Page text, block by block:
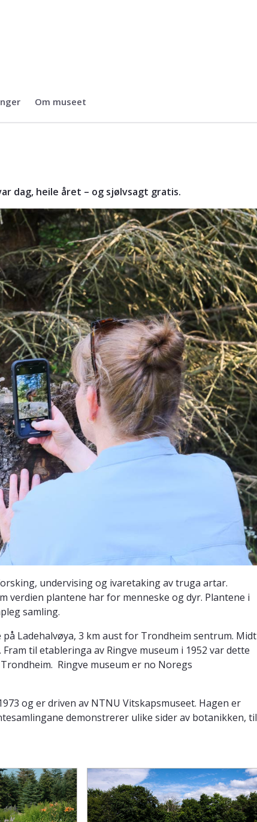
Om museet
dag, heile året – og sjølvsagt gratis.
undervising og ivaretaking av truga artar.
verdien plantene har for menneske og dyr. Plantene i
samling.
Ladehalvøya, 3 km aust for Trondheim sentrum. Midt
til etableringa av Ringve museum i 1952 var dette
Ringve museum er no Noregs
og er driven av NTNU Vitskapsmuseet. Hagen er
demonstrerer ulike sider av botanikken, til